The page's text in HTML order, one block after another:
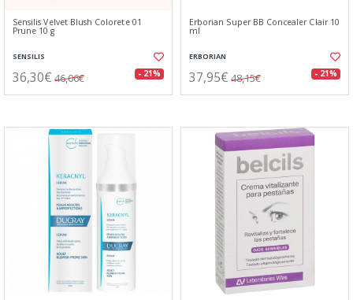
Sensilis Velvet Blush Colorete 01
Prune 10 g
SENSILIS
36,30€ 46,06€ - 21%
Erborian Super BB Concealer Clair 10
ml
ERBORIAN
37,95€ 48,15€ - 21%